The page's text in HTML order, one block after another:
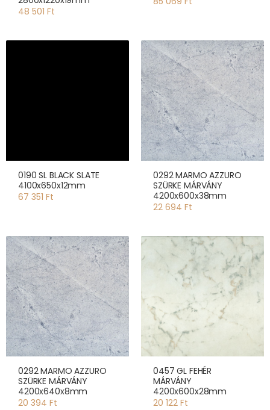
48 501 Ft
0190 SL BLACK SLATE
4100x650x12mm
67 351 Ft
0292 MARMO AZZURO
SZÜRKE MÁRVÁNY
4200x600x38mm
22 694 Ft
0292 MARMO AZZURO
SZÜRKE MÁRVÁNY
4200x640x8mm
20 394 Ft
0457 GL FEHÉR
MÁRVÁNY
4200x600x28mm
20 122 Ft